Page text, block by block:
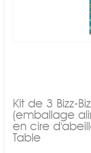
Kit de 3 Bizz-
(emballage
en cire
Table